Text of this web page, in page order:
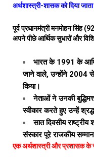
अर्थशास्त्री-शासक को दिया
पूर्व प्रधानमंत्री मनमोहन सिंह
अपने पीछे आर्थिक सुधारों और
भारत के 1991 के
जाने वाले, उन्होंने 2004
किया।
नेताओं ने उनकी
स्वीकार करते हुए उन्हें
सात दिवसीय
संस्कार पूरे राजकीय
एक अर्थशास्त्री और प्रशासक के